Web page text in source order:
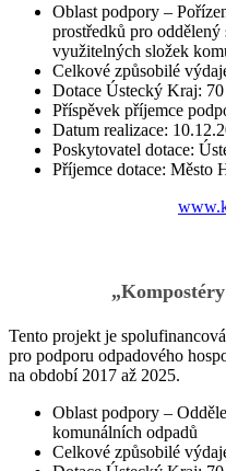
Oblast podpory –
prostředků pro
využitelných složek
Celkové způsobilé
Dotace Ústecký Kraj:
Příspěvek příjemce
Datum realizace:
Poskytovatel dotace:
Příjemce dotace: Město
Tento projekt je
pro podporu odpadového
na období 2017 až 2025.
Oblast podpory –
komunálních odpadů
Celkové způsobilé